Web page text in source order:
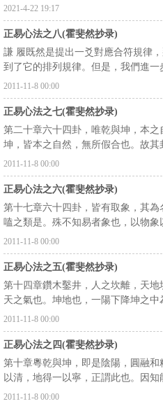
应
用
2021-4-22 19:17
正易心法之八(霍斐然抄录)
謙 履既然是提出一爻對應合符規律
到了它的排列規律。但是，我們進
2011-11-8 00:00
正易心法之七(霍斐然抄录)
第二十章六十四卦，唯乾與坤，本
坤，皆本之自然，無所假合也。故
2011-11-8 00:00
正易心法之六(霍斐然抄录)
第十七章六十四卦，皆有取象，其
嗑之類是。殊不知易者象也，以物
2011-11-8 00:00
正易心法之五(霍斐然抄录)
第十四章鑽木鑿井，人之坎離，天
天之氣也。坤地也，一陽下降坤之
2011-11-8 00:00
正易心法之四(霍斐然抄录)
第十章粵乾與坤，即是陰陽，圓融
以清，地得一以寧，正謂此也。因
2011-11-8 00:00